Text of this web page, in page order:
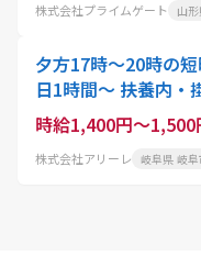
株式会社プライムゲート 山
夕方17時～20時の
日1時間～ 扶養内・
時給1,400円～1,500
株式会社アリーレ 岐阜県 岐阜